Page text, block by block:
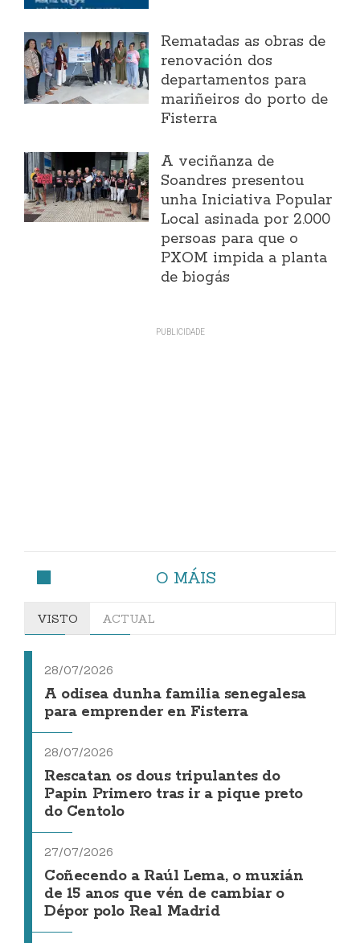
Rematadas as obras de
renovación dos
departamentos para
mariñeiros do porto de
Fisterra
A veciñanza de
Soandres presentou
unha Iniciativa Popular
Local asinada por 2.000
persoas para que o
PXOM impida a planta
de biogás
O MÁIS
VISTO ACTUAL
28/07/2026
A odisea dunha familia senegalesa
para emprender en Fisterra
28/07/2026
Rescatan os dous tripulantes do
Papin Primero tras ir a pique preto
do Centolo
27/07/2026
Coñecendo a Raúl Lema, o muxián
de 15 anos que vén de cambiar o
Dépor polo Real Madrid